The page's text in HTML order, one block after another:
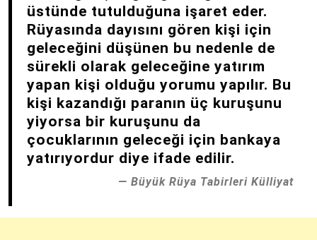
üstünde tutulduğuna işaret eder.
Rüyasında dayısını gören kişi için
geleceğini düşünen bu nedenle de
sürekli olarak geleceğine yatırım
yapan kişi olduğu yorumu yapılır. Bu
kişi kazandığı paranın üç kuruşunu
yiyorsa bir kuruşunu da
çocuklarının geleceği için bankaya
yatırıyordur diye ifade edilir.
Büyük Rüya Tabirleri Külliyat